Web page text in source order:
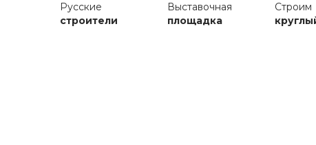
Русские
строители
Выставочная
площадка
Строим